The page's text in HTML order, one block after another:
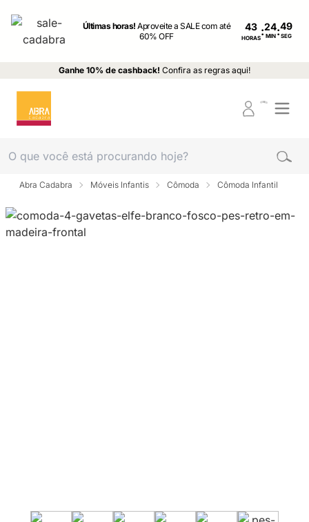
Últimas horas!Aproveite a SALE com até
60% OFF
43
HORAS: MIN : SEG
Ganhe 10% de cashback! Confira as regras aqui!
Abra Cadabra Móveis Infantis Cômoda Cômoda Infantil